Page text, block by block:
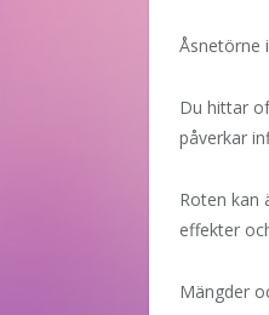
Åsnetörne
Du hittar
påverkar
Roten kan
effekter
Mängder